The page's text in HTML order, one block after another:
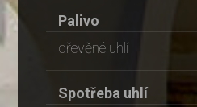
Palivo
dřevěné uhlí
Spotřeba uhlí